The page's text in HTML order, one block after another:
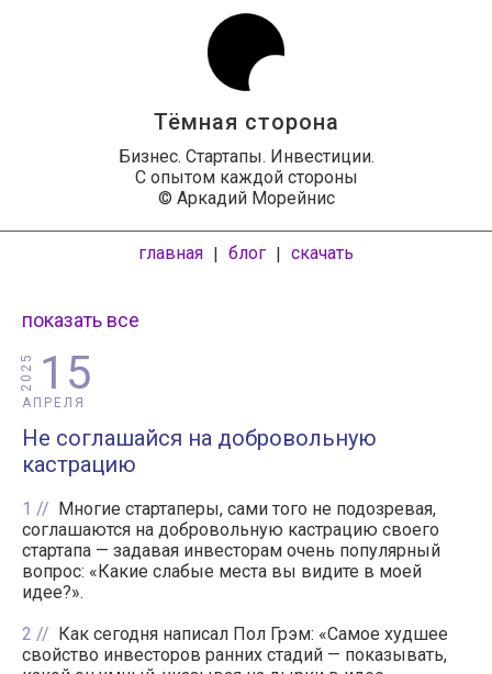
Тёмная сторона
Бизнес. Стартапы. Инвестиции.
С опытом каждой стороны
© Аркадий Морейнис
главная | блог | скачать
показать все
15
АПРЕЛЯ
2025
Не соглашайся на добровольную
кастрацию
1
Многие стартаперы, сами того не подозревая,
соглашаются на добровольную кастрацию своего
стартапа — задавая инвесторам очень популярный
вопрос: «Какие слабые места вы видите в моей
идее?».
2
Как сегодня написал Пол Грэм: «Самое худшее
свойство инвесторов ранних стадий — показывать,